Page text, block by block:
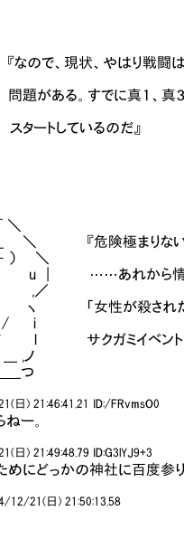
、やはり戦闘は避ける
。すでに真１、真３、
しているのだ』
りないが、シナリ
＼
から情報収集は
」ニュースは特
i
ベントが発生し
つ
日) 21:46:41.21 ID:/FRvmsO0
ー。
日) 21:49:48.79 ID:G3lYJ9+3
めにどっかの神社に百度参
12/21(日) 21:50:13.58